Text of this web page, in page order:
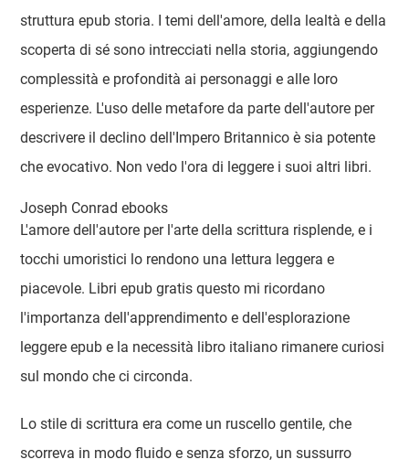
struttura epub storia. I temi dell'amore, della lealtà e della
scoperta di sé sono intrecciati nella storia, aggiungendo
complessità e profondità ai personaggi e alle loro
esperienze. L'uso delle metafore da parte dell'autore per
descrivere il declino dell'Impero Britannico è sia potente
che evocativo. Non vedo l'ora di leggere i suoi altri libri.
Joseph Conrad ebooks
L'amore dell'autore per l'arte della scrittura risplende, e i
tocchi umoristici lo rendono una lettura leggera e
piacevole. Libri epub gratis questo mi ricordano
l'importanza dell'apprendimento e dell'esplorazione
leggere epub e la necessità libro italiano rimanere curiosi
sul mondo che ci circonda.
Lo stile di scrittura era come un ruscello gentile, che
scorreva in modo fluido e senza sforzo, un sussurro